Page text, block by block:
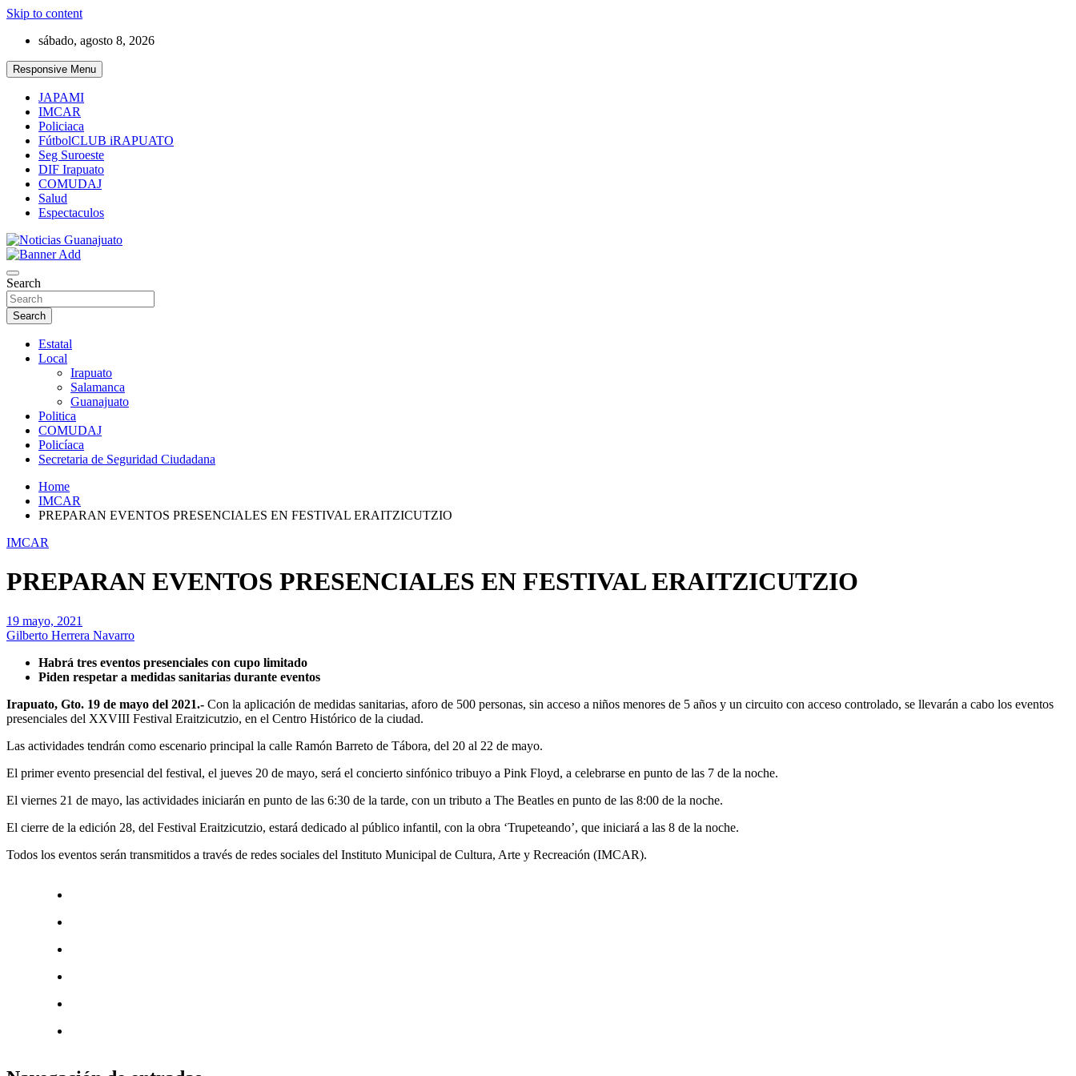
Skip to content
sábado, agosto 8, 2026
Responsive Menu
JAPAMI
IMCAR
Policiaca
FútbolCLUB iRAPUATO
Seg Suroeste
DIF Irapuato
COMUDAJ
Salud
Espectaculos
Noticias Guanajuato
Search
Search
Estatal
Local
Irapuato
Salamanca
Guanajuato
Politica
COMUDAJ
Policíaca
Secretaria de Seguridad Ciudadana
Home
IMCAR
PREPARAN EVENTOS PRESENCIALES EN FESTIVAL ERAITZICUTZIO
IMCAR
PREPARAN EVENTOS PRESENCIALES EN FESTIVAL ERAITZICUTZIO
19 mayo, 2021
Gilberto Herrera Navarro
Habrá tres eventos presenciales con cupo limitado
Piden respetar a medidas sanitarias durante eventos
Irapuato, Gto. 19 de mayo del 2021.- Con la aplicación de medidas sanitarias, aforo de 500 personas, sin acceso a niños menores de 5 años y un circuito con acceso controlado, se llevarán a cabo los eventos
presenciales del XXVIII Festival Eraitzicutzio, en el Centro Histórico de la ciudad.
Las actividades tendrán como escenario principal la calle Ramón Barreto de Tábora, del 20 al 22 de mayo.
El primer evento presencial del festival, el jueves 20 de mayo, será el concierto sinfónico tribuyo a Pink Floyd, a celebrarse en punto de las 7 de la noche.
El viernes 21 de mayo, las actividades iniciarán en punto de las 6:30 de la tarde, con un tributo a The Beatles en punto de las 8:00 de la noche.
El cierre de la edición 28, del Festival Eraitzicutzio, estará dedicado al público infantil, con la obra ‘Trupeteando’, que iniciará a las 8 de la noche.
Todos los eventos serán transmitidos a través de redes sociales del Instituto Municipal de Cultura, Arte y Recreación (IMCAR).